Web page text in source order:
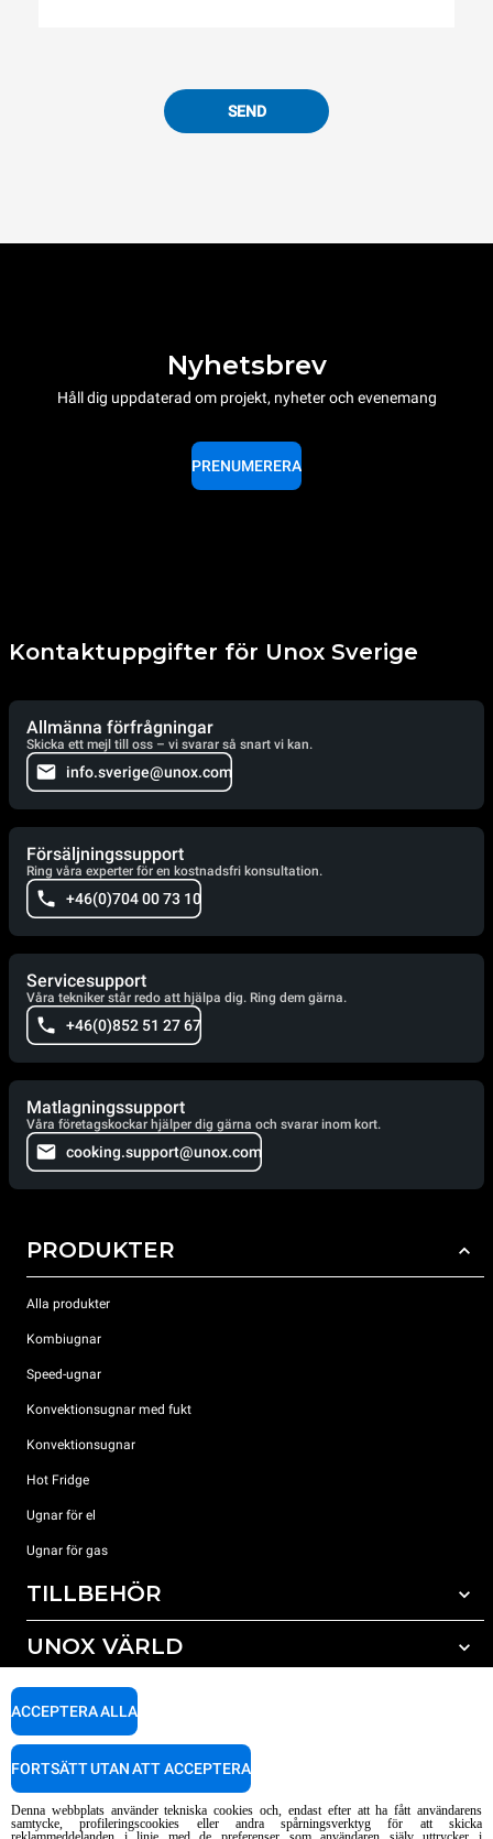
SEND
Nyhetsbrev
Håll dig uppdaterad om projekt, nyheter och evenemang
PRENUMERERA
Kontaktuppgifter för Unox Sverige
Allmänna förfrågningar
Skicka ett mejl till oss – vi svarar så snart vi kan.
info.sverige@unox.com
Försäljningssupport
Ring våra experter för en kostnadsfri konsultation.
+46(0)704 00 73 10
Servicesupport
Våra tekniker står redo att hjälpa dig. Ring dem gärna.
+46(0)852 51 27 67
Matlagningssupport
Våra företagskockar hjälper dig gärna och svarar inom kort.
cooking.support@unox.com
PRODUKTER
Alla produkter
Kombiugnar
Speed-ugnar
Konvektionsugnar med fukt
Konvektionsugnar
Hot Fridge
Ugnar för el
Ugnar för gas
TILLBEHÖR
Alla tillbehör
Rengöringsmedel för mauell rengöring
Vattenbehandling med omvänd osmosisk
UNOX VÄRLD
Våra kontor runt om i världen
SUPPORT
HITTA SERVICECENTER
Denna webbplats använder tekniska cookies och, endast efter att ha fått användarens
samtycke, profileringscookies eller andra spårningsverktyg för att skicka
ACCEPTERA ALLA
FORTSÄTT UTAN ATT ACCEPTERA